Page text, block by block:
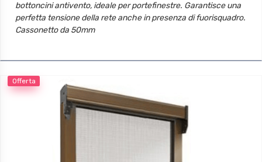
bottoncini antivento, ideale per portefinestre. Garantisce una
perfetta tensione della rete anche in presenza di fuorisquadro.
Cassonetto da 50mm
Offerta